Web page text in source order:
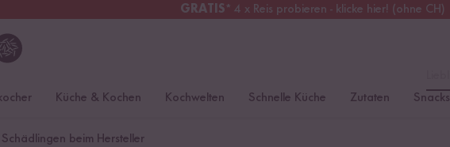
GRATIS* 4 x Reis probieren - klicke hier! (ohne CH)
Kostenloser Versand
Küche & Kochen Kochwelten Schnelle Küche Zutaten Snacks
beim Hersteller